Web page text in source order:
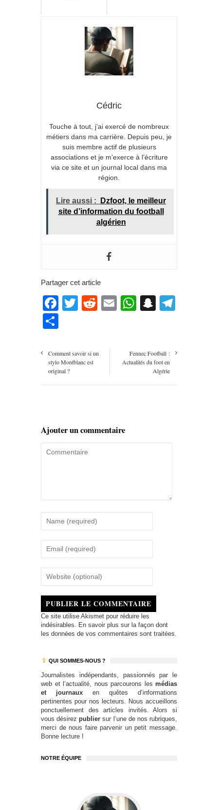
Cédric
Touche à tout, j’ai exercé de nombreux
métiers dans ma carrière. Depuis peu, je
suis membre actif de plusieurs
associations et je m’exerce à l’écriture
via ce site et un journal local dans ma
région.
Lire aussi :
Dzfoot, le meilleur
site d’information du football
algérien
Partager cet article
Facebook
Twitter
RedditEmailWhatsApp
Comment savoir si un
stylo Montblanc est
original ?
Fennec Football :
Actualités du foot en
Algérie
Ajouter un commentaire
PUBLIER LE COMMENTAIRE
Ce site utilise Akismet pour réduire les
indésirables.
En savoir plus sur la façon dont
les données de vos commentaires sont traitées
QUI SOMMES-NOUS ?
Journalistes indépendants, passionnés par le
web et l’actualité, nous parcourons les médias
et journaux en quêtes d’informations
pertinentes pour nos lecteurs. Nous accueillons
ponctuellement des articles invités. Alors si
vous désirezpublier sur l’une de nos rubriques,
merci de nous faire parvenir un petit message.
Bonne lecture !
NOTRE ÉQUIPE